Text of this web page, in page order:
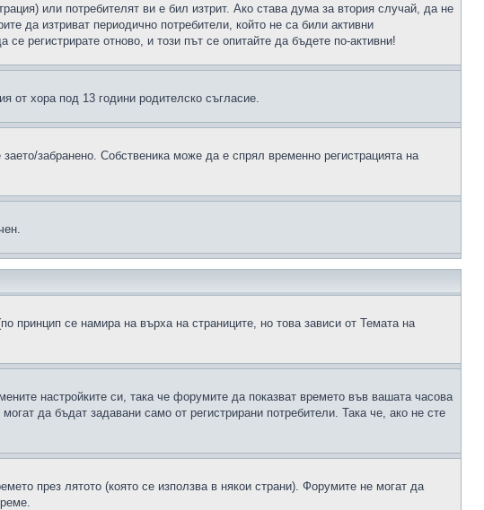
или потребителят ви е бил изтрит. Ако става дума за втория случай, да не
да изтриват периодично потребители, който не са били активни
регистрирате отново, и този път се опитайте да бъдете по-активни!
от хора под 13 години родителско съгласие.
забранено. Собственика може да е спрял временно регистрацията на
принцип се намира на върха на страниците, но това зависи от Темата на
настройките си, така че форумите да показват времето във вашата часова
да бъдат задавани само от регистрирани потребители. Така че, ако не сте
през лятото (която се използва в някои страни). Форумите не могат да